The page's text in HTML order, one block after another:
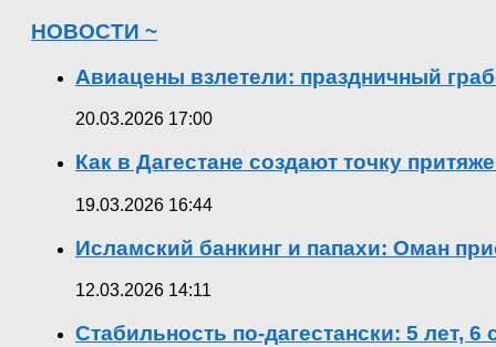
НОВОСТИ ~
Авиацены взлетели: праздничный
20.03.2026 17:00
Как в Дагестане создают точку
19.03.2026 16:44
Исламский банкинг и папахи: Оман
12.03.2026 14:11
Стабильность по-дагестански: 5 лет,